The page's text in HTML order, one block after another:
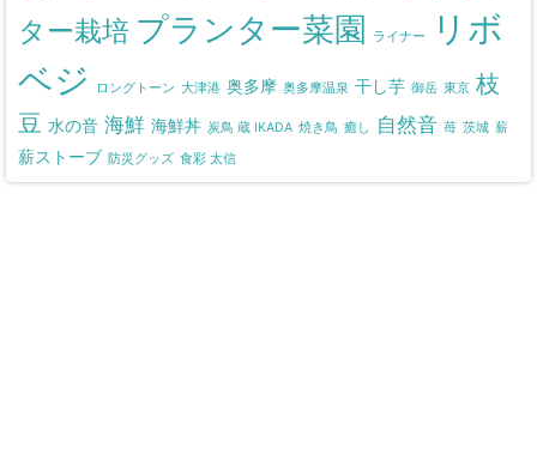
ター栽培 プランター菜園 ライナー
リボ
ベジ
ロングトーン 大津港 奥多摩 奥多摩温泉 干し芋 御岳 東京 枝
豆 水の音 海鮮 海鮮丼 炭鳥 蔵 IKADA 焼き鳥 癒し 自然音 苺 茨城 薪
薪ストーブ 防災グッズ 食彩 太信